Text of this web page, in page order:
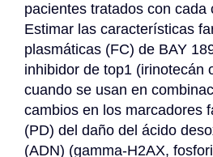
pacientes tratados con cada
Estimar las características
plasmáticas (FC) de BAY
inhibidor de top1 (irinotecán
cuando se usan en
cambios en los marcadores
(PD) del daño del ácido
(ADN) (gamma-H2AX,